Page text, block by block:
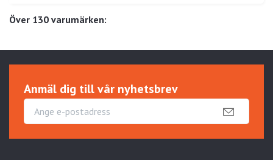
Över 130 varumärken:
Anmäl dig till vår nyhetsbrev